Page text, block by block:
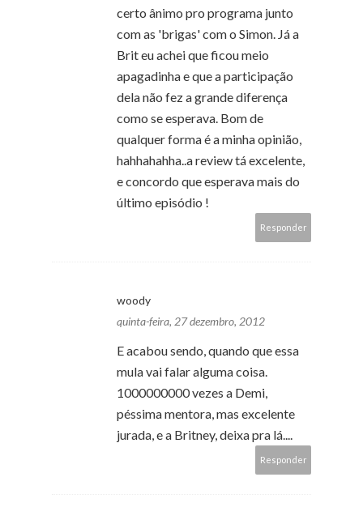
certo ânimo pro programa junto
com as 'brigas' com o Simon. Já a
Brit eu achei que ficou meio
apagadinha e que a participação
dela não fez a grande diferença
como se esperava. Bom de
qualquer forma é a minha opinião,
hahhahahha..a review tá excelente,
e concordo que esperava mais do
último episódio !
Responder
woody
quinta-feira, 27 dezembro, 2012
E acabou sendo, quando que essa
mula vai falar alguma coisa.
1000000000 vezes a Demi,
péssima mentora, mas excelente
jurada, e a Britney, deixa pra lá....
Responder